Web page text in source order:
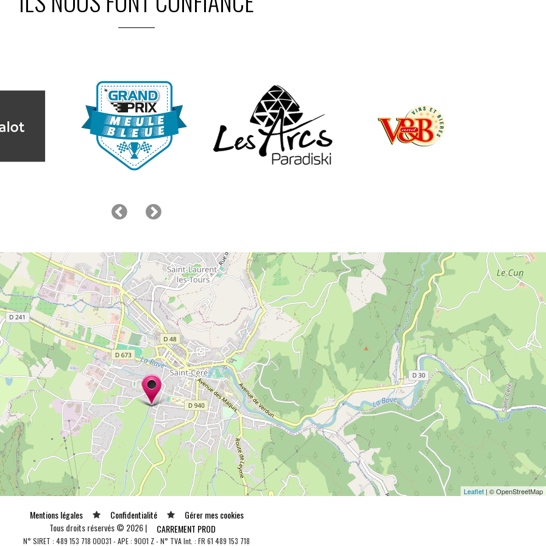
Leaflet | © OpenStreetMap
Mentions légales Confidentialité
Gérer mes cookies
Tous droits réservés © 2026 |
CARREMENT PROD
N° SIRET : 489 153 718 00031 - APE : 9001 Z - N° TVA Int. : FR 61 489 153 718